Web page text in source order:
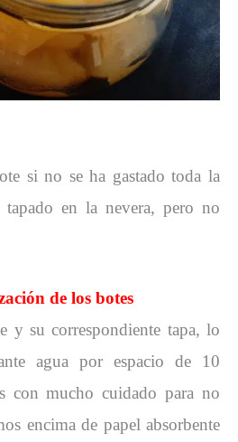
si no se ha gastado toda la
en la nevera, pero no
de los botes
y su correspondiente tapa, lo
agua por espacio de 10
con mucho cuidado para no
encima de papel absorbente